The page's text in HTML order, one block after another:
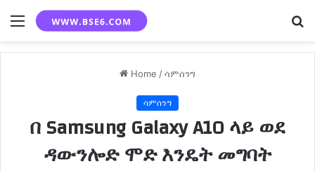
Menu
Home /ሳምሰንግ
ሳምሰንግ
በ Samsung Galaxy A10 ላይ ወደ
ዳውንሎድ ሞድ እንዴት መግባት